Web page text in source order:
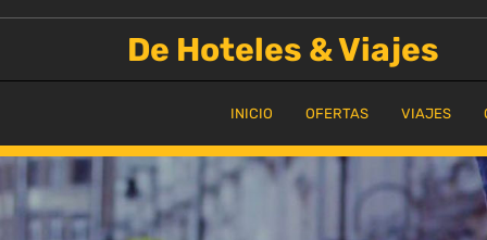
De Hoteles & Viajes
INICIO OFERTAS VIAJES